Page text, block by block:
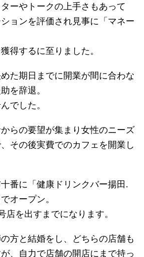
ーやトークの上手さもあって
ョンを評価され見事に「マネー
得するに至りました。
た期日までに開業が間に合わな
を辞退。
でした。
らの要望が集まり女性のニーズ
その後実費でのカフェを開業し
番に「健康ドリンクバー揚田.
オープン。
店を出すまでになります。
方と結婚をし、どちらの店舗も
、自力で店舗の開店にまで持っ